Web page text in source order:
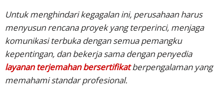
Untuk menghindari kegagalan ini, perusahaan harus
menyusun rencana proyek yang terperinci, menjaga
komunikasi terbuka dengan semua pemangku
kepentingan, dan bekerja sama dengan penyedia
layanan terjemahan bersertifikatberpengalaman yang
memahami standar profesional.